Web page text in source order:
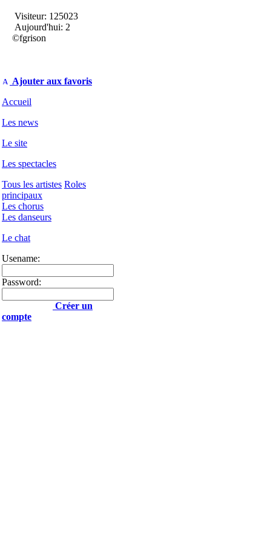
Visiteur: 125023
Aujourd'hui: 2
©fgrison
Ajouter aux favoris
Accueil
Les news
Le site
Les spectacles
Tous les artistes Roles
principaux
Les chorus
Les danseurs
Le chat
Usename:
Password:
Créer un
compte